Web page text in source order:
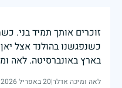
זוכרים אותך תמיד בני.
כשנפגשנו בהולנד אצל
בארץ באונברסיטה. לאה
לאה ומיכה אדלר|20 באפריל 2026